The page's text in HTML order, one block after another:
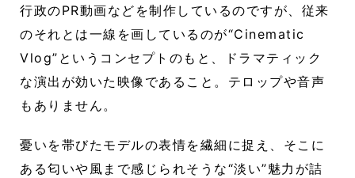
行政のPR動画などを制作しているのですが、従来
のそれとは一線を画しているのが“Cinematic
Vlog”というコンセプトのもと、ドラマティック
な演出が効いた映像であること。テロップや音声
もありません。
憂いを帯びたモデルの表情を繊細に捉え、そこに
ある匂いや風まで感じられそうな“淡い”魅力が詰